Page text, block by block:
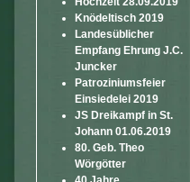
Knödeltisch 2019
Landesüblicher
Empfang Ehrung J.C.
Juncker
Patroziniumsfeier
Einsiedelei 2019
JS Dreikampf in St.
Johann 01.06.2019
80. Geb. Theo
Wörgötter